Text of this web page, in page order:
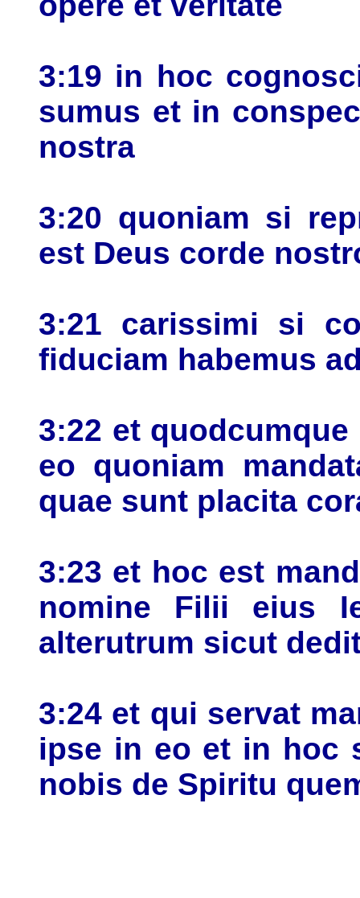
3:19 in hoc
sumus et in
nostra
3:20 quoniam si
est Deus corde
3:21 carissimi si
fiduciam habemus
3:22 et
eo quoniam
quae sunt placita
3:23 et hoc est
nomine Filii eius
alterutrum sicut
3:24 et qui servat
ipse in eo et in hoc
nobis de Spiritu